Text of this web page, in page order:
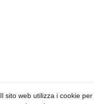
Il sito web utilizza i cookie